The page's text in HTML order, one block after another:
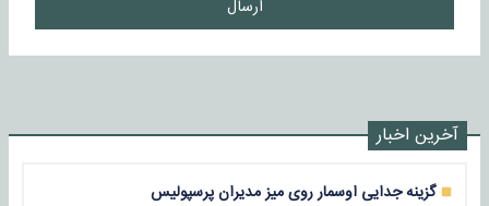
ارسال
آخرین اخبار
گزینه جدایی اوسمار روی میز مدیران پرسپولیس